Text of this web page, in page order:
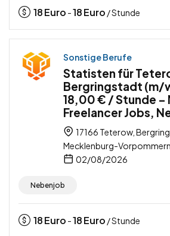
18Euro -18Euro / Stunde
Sonstige Berufe
Statisten für
Bergringstadt (m/
18,00 € / Stunde –
Freelancer Jobs,
17166 Teterow,
Mecklenburg-
02/08/2026
Nebenjob
18Euro -18Euro / Stunde